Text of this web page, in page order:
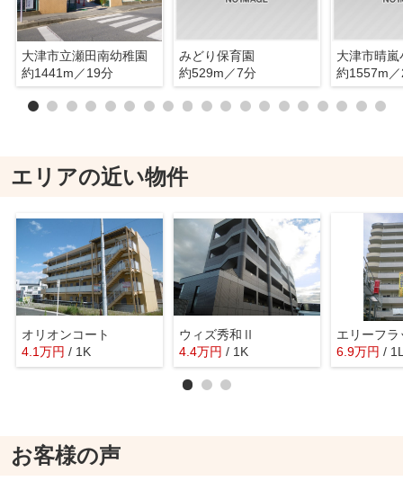
大津市立瀬田南幼稚園
約1441m／19分
みどり保育園
約529m／7分
大津市晴嵐
約1557m
エリアの近い物件
オリオンコート
4.1万円 / 1K
ウィズ秀和Ⅱ
4.4万円 / 1K
エリーフ
6.9万円 /
お客様の声